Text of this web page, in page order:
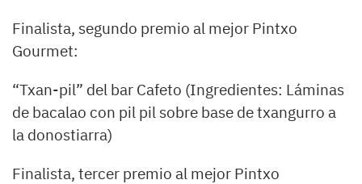
Finalista, segundo premio al mejor Pintxo
Gourmet:
“Txan-pil” del bar Cafeto (Ingredientes: Láminas
de bacalao con pil pil sobre base de txangurro a
la donostiarra)
Finalista, tercer premio al mejor Pintxo